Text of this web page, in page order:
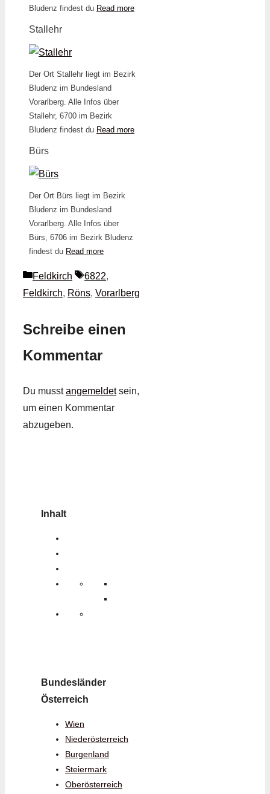
Bludenz findest du Read more
Stallehr
Der Ort Stallehr liegt im Bezirk
Bludenz im Bundesland
Vorarlberg. Alle Infos über
Stallehr, 6700 im Bezirk
Bludenz findest du Read more
Bürs
Der Ort Bürs liegt im Bezirk
Bludenz im Bundesland
Vorarlberg. Alle Infos über
Bürs, 6706 im Bezirk Bludenz
findest du Read more
Kategorien
Feldkirch Schlagwörter
6822,
Feldkirch, Röns, Vorarlberg
Schreibe einen
Kommentar
Du musstangemeldetsein,
um einen Kommentar
abzugeben.
Inhalt
Bundesländer
Österreich
Wien
Niederösterreich
Burgenland
Steiermark
Oberösterreich